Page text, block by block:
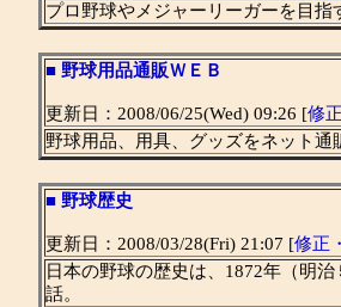
プロ野球やメジャーリーガーを目
■ 野球用品通販ＷＥＢ
更新日：2008/06/25(Wed) 09:26 [修
野球用品、用具、グッズをネット
■ 野球歴史
更新日：2008/03/28(Fri) 21:07 [修正
日本の野球の歴史は、1872年（明
話。